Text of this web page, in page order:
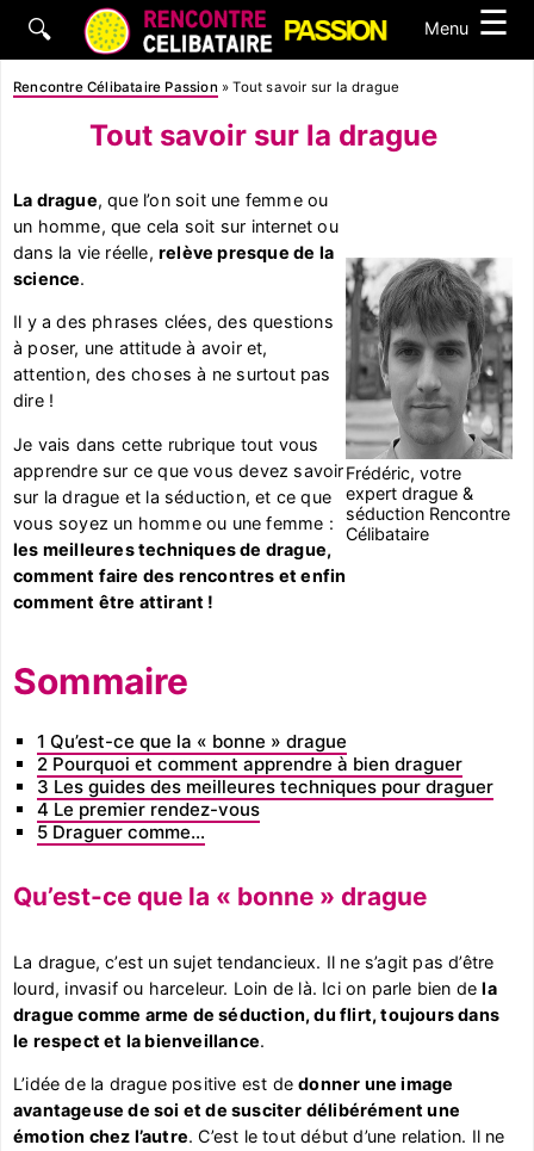
🔍 Menu ☰
Rencontre Célibataire Passion »Tout savoir sur la drague
Tout savoir sur la drague
La drague, que l’on soit une femme ou
un homme, que cela soit sur internet ou
dans la vie réelle, relève presque de la
science.
Il y a des phrases clées, des questions
à poser, une attitude à avoir et,
attention, des choses à ne surtout pas
dire !
Je vais dans cette rubrique tout vous
apprendre sur ce que vous devez savoir
sur la drague et la séduction, et ce que
vous soyez un homme ou une femme :
les meilleures techniques de drague,
comment faire des rencontres et enfin
comment être attirant !
Frédéric, votre
expert drague &
séduction Rencontre
Célibataire
Sommaire
1 Qu’est-ce que la « bonne » drague
2 Pourquoi et comment apprendre à bien draguer
3 Les guides des meilleures techniques pour draguer
4 Le premier rendez-vous
5 Draguer comme…
Qu’est-ce que la « bonne » drague
La drague, c’est un sujet tendancieux. Il ne s’agit pas d’être
lourd, invasif ou harceleur. Loin de là. Ici on parle bien dela
drague comme arme de séduction, du flirt, toujours dans
le respect et la bienveillance.
L’idée de la drague positive est dedonner une image
avantageuse de soi et de susciter délibérément une
émotion chez l’autre. C’est le tout début d’une relation. Il ne